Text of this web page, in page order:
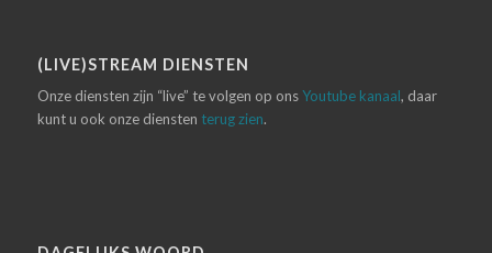
(LIVE)STREAM DIENSTEN
Onze diensten zijn “live” te volgen op onsYoutube kanaal, daar
kunt u ook onze diensten terug zien.